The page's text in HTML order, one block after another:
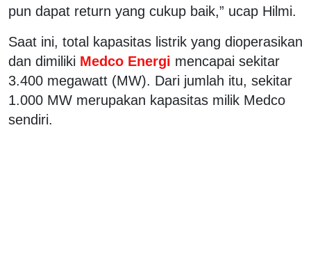
pun dapat return yang cukup baik,” ucap Hilmi.
Saat ini, total kapasitas listrik yang dioperasikan
dan dimiliki Medco Energi mencapai sekitar
3.400 megawatt (MW). Dari jumlah itu, sekitar
1.000 MW merupakan kapasitas milik Medco
sendiri.